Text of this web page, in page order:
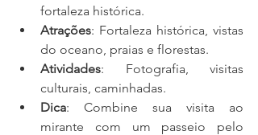
fortaleza histórica.
Atrações: Fortaleza histórica, vistas
do oceano, praias e florestas.
Atividades: Fotografia, visitas
culturais, caminhadas.
Dica: Combine sua visita ao
mirante com um passeio pelo